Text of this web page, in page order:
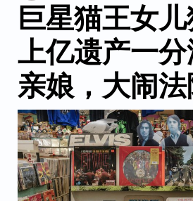
巨星猫王女儿
上亿遗产一
亲娘，大闹法